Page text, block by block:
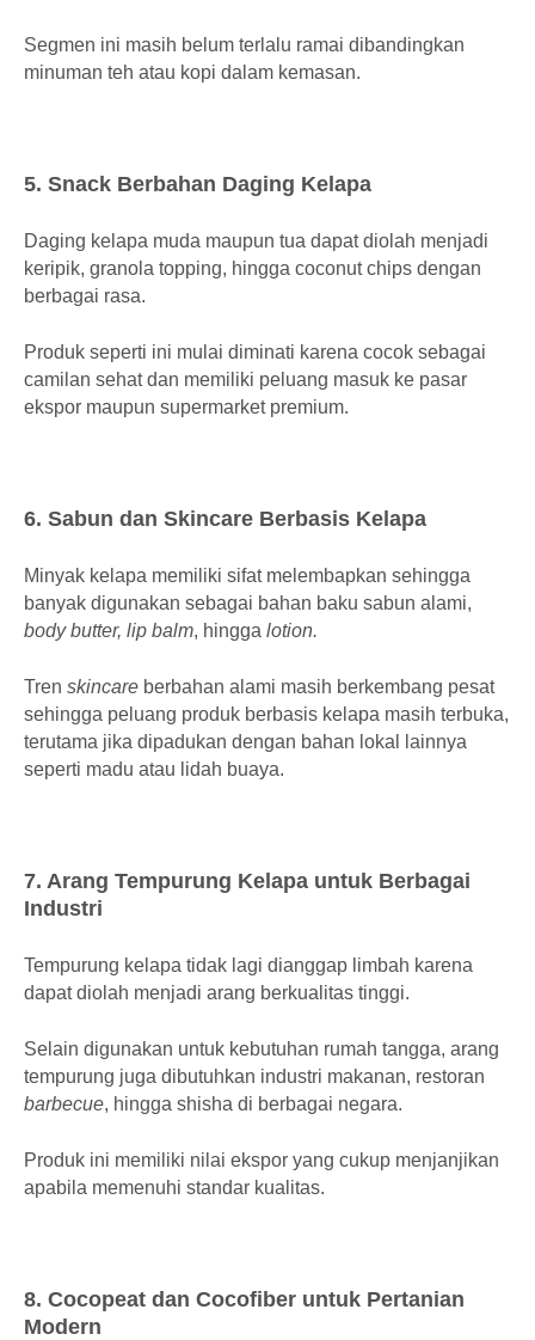
Segmen ini masih belum terlalu ramai dibandingkan
minuman teh atau kopi dalam kemasan.
5. Snack Berbahan Daging Kelapa
Daging kelapa muda maupun tua dapat diolah menjadi
keripik, granola topping, hingga coconut chips dengan
berbagai rasa.
Produk seperti ini mulai diminati karena cocok sebagai
camilan sehat dan memiliki peluang masuk ke pasar
ekspor maupun supermarket premium.
6. Sabun dan Skincare Berbasis Kelapa
Minyak kelapa memiliki sifat melembapkan sehingga
banyak digunakan sebagai bahan baku sabun alami,
body butter, lip balm, hingga lotion.
Tren skincare berbahan alami masih berkembang pesat
sehingga peluang produk berbasis kelapa masih terbuka,
terutama jika dipadukan dengan bahan lokal lainnya
seperti madu atau lidah buaya.
7. Arang Tempurung Kelapa untuk Berbagai
Industri
Tempurung kelapa tidak lagi dianggap limbah karena
dapat diolah menjadi arang berkualitas tinggi.
Selain digunakan untuk kebutuhan rumah tangga, arang
tempurung juga dibutuhkan industri makanan, restoran
barbecue, hingga shisha di berbagai negara.
Produk ini memiliki nilai ekspor yang cukup menjanjikan
apabila memenuhi standar kualitas.
8. Cocopeat dan Cocofiber untuk Pertanian
Modern